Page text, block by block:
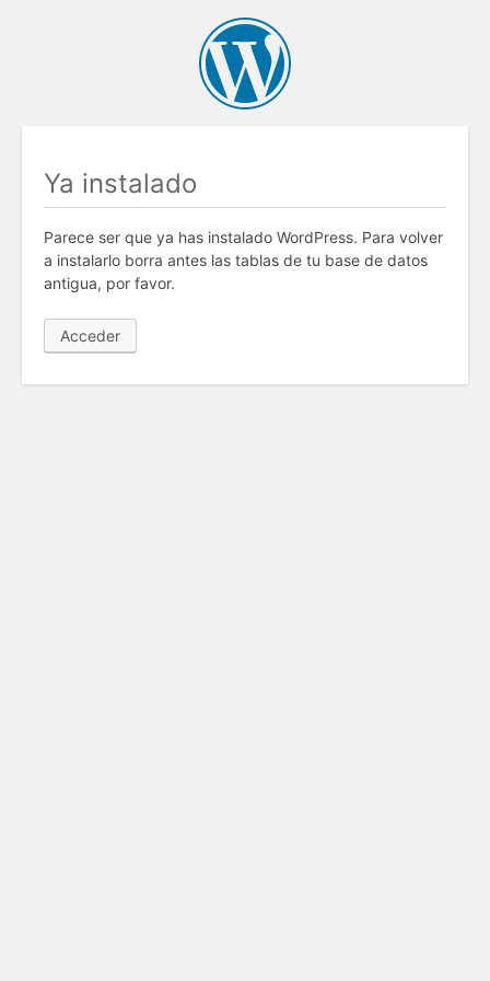
Ya instalado
Parece ser que ya has instalado WordPress. Para volver
a instalarlo borra antes las tablas de tu base de datos
antigua, por favor.
Acceder